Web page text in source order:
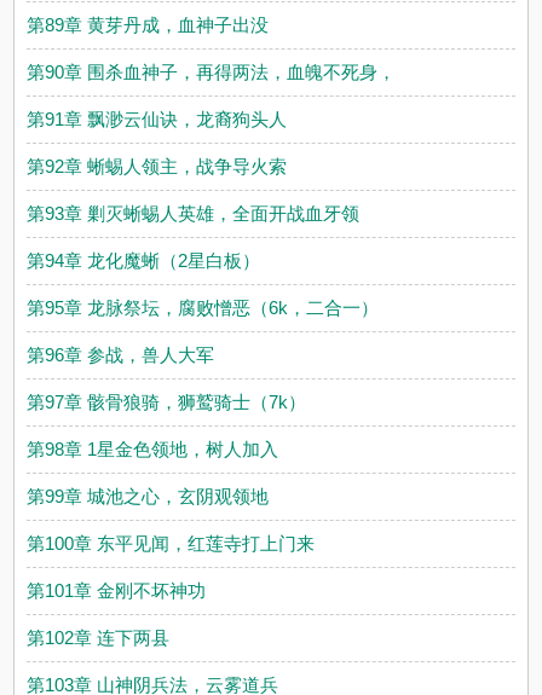
第89章 黄芽丹成，血神子出没
第90章 围杀血神子，再得两法，血魄不死身，
第91章 飘渺云仙诀，龙裔狗头人
第92章 蜥蜴人领主，战争导火索
第93章 剿灭蜥蜴人英雄，全面开战血牙领
第94章 龙化魔蜥（2星白板）
第95章 龙脉祭坛，腐败憎恶（6k，二合一）
第96章 参战，兽人大军
第97章 骸骨狼骑，狮鹫骑士（7k）
第98章 1星金色领地，树人加入
第99章 城池之心，玄阴观领地
第100章 东平见闻，红莲寺打上门来
第101章 金刚不坏神功
第102章 连下两县
第103章 山神阴兵法，云雾道兵